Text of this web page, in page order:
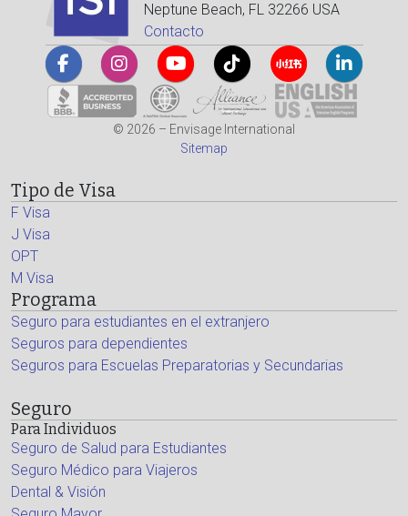
Neptune Beach, FL 32266 USA
Contacto
© 2026 – Envisage International
Sitemap
Tipo de Visa
F Visa
J Visa
OPT
M Visa
Programa
Seguro para estudiantes en el extranjero
Seguros para dependientes
Seguros para Escuelas Preparatorias y Secundarias
Seguro
Para Individuos
Seguro de Salud para Estudiantes
Seguro Médico para Viajeros
Dental & Visión